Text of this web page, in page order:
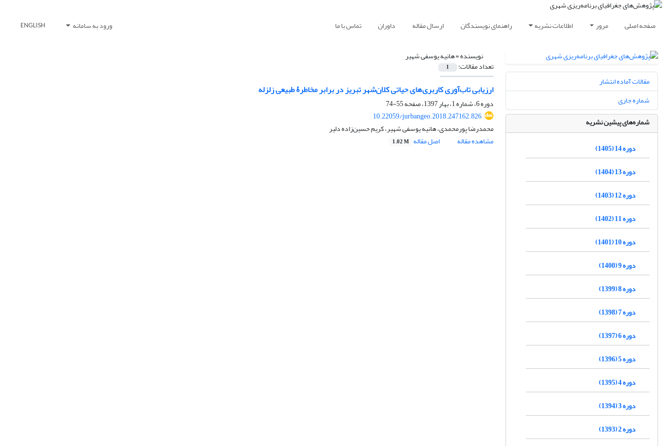
صفحه اصلی مرور اطلاعات نشریه راهنمای نویسندگان ارسال مقاله داوران تماس با ما ورود به سامانه ENGLISH
نویسنده =هانیه یوسفی شهیر
تعداد مقالات: 1
ارزیابی تاب‌آوری کاربری‌های حیاتی کلان‌شهر تبریز در برابر مخاطرۀ طبیعی زلزله
دوره 6، شماره 1، بهار 1397، صفحه
55-74
10.22059/jurbangeo.2018.247162.826
محمدرضا پورمحمدی، هانیه یوسفی شهیر، کریم حسین‌زاده دلیر
مشاهده مقاله
اصل مقاله 1.02 M
مقالات آماده انتشار
شماره جاری
شماره‌های پیشین نشریه
دوره 14 (1405)
دوره 13 (1404)
دوره 12 (1403)
دوره 11 (1402)
دوره 10 (1401)
دوره 9 (1400)
دوره 8 (1399)
دوره 7 (1398)
دوره 6 (1397)
دوره 5 (1396)
دوره 4 (1395)
دوره 3 (1394)
دوره 2 (1393)